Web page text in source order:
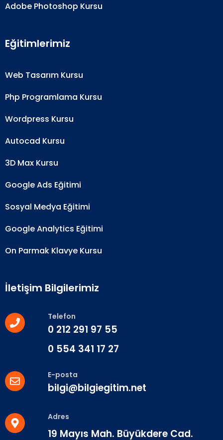
Adobe Photoshop Kursu
Eğitimlerimiz
Web Tasarım Kursu
Php Programlama Kursu
Wordpress Kursu
Autocad Kursu
3D Max Kursu
Google Ads Eğitimi
Sosyal Medya Eğitimi
Google Analytics Eğitimi
On Parmak Klavye Kursu
İletişim Bilgilerimiz
Telefon
0 212 291 97 55
0 554 341 17 27
E-posta
bilgi@bilgiegitim.net
Adres
19 Mayıs Mah. Büyükdere Cad.